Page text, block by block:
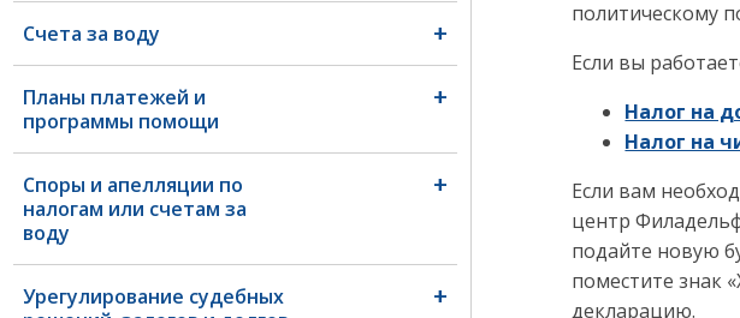
Счета за воду
Планы платежей и
программы помощи
Споры и апелляции по
налогам или счетам за
воду
Урегулирование судебных
политическому
Если вы
Налог на
Налог на
Если вам
центр
подайте новую
поместите знак
декларацию.